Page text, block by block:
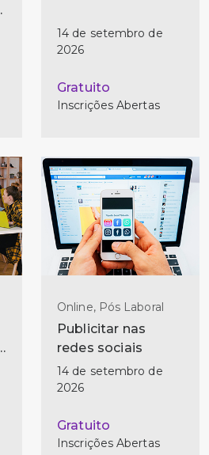
14 de setembro de
2026
Gratuito
Inscrições Abertas
Online, Pós Laboral
Publicitar nas
redes sociais
14 de setembro de
2026
Gratuito
Inscrições Abertas